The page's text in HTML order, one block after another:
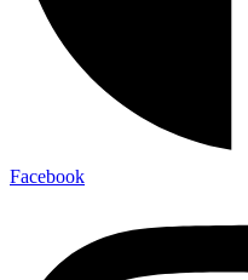
Facebook